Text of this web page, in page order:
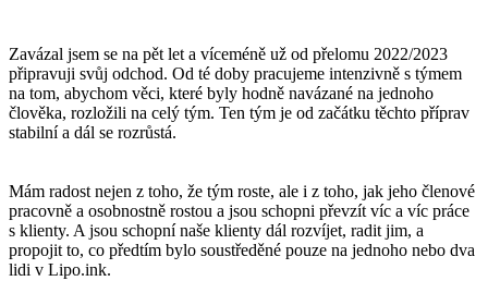
Zavázal jsem se na pět let a víceméně už od přelomu 2022/2023
připravuji svůj odchod. Od té doby pracujeme intenzivně s týmem
na tom, abychom věci, které byly hodně navázané na jednoho
člověka, rozložili na celý tým. Ten tým je od začátku těchto příprav
stabilní a dál se rozrůstá.
Mám radost nejen z toho, že tým roste, ale i z toho, jak jeho členové
pracovně a osobnostně rostou a jsou schopni převzít víc a víc práce
s klienty. A jsou schopní naše klienty dál rozvíjet, radit jim, a
propojit to, co předtím bylo soustředěné pouze na jednoho nebo dva
lidi v Lipo.ink.